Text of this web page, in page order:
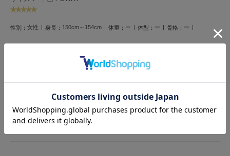
ジェラート ピケ キャットアンドドッグ
gelato pique Sleep
へノン
性別： 女性 身長： 150cm～154cm 体重： ー 体型： ー 骨格： ー
このサイズはよくあるランチバッグサイズです。
よく使うサイズなので、ついつい購入しちゃいました。
5人のお客様が参考になったと回答しています
参考になった